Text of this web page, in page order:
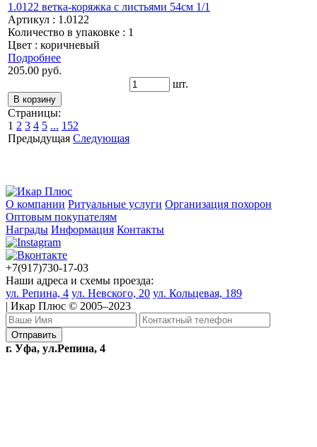
1.0122 ветка-коряжка с листьями 54см 1/1
Артикул : 1.0122
Количество в упаковке : 1
Цвет : коричневый
Подробнее
205.00 руб.
шт.
Страницы:
1 2 3 4 5 ... 152
Предыдущая Следующая
О компании Ритуальные услуги Организация похорон
Оптовым покупателям
Награды Информация Контакты
+7(917)730-17-03
Наши адреса и схемы проезда:
ул. Репина, 4 ул. Невского, 20 ул. Кольцевая, 189
| Икар Плюс © 2005–2023
г. Уфа, ул.Репина, 4